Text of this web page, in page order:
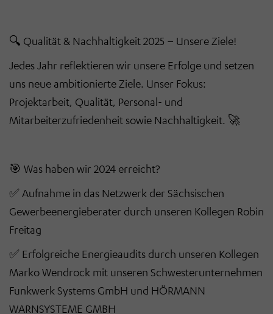
🔍 Qualität & Nachhaltigkeit 2025 – Unsere Ziele!
Jedes Jahr reflektieren wir unsere Erfolge und setzen
uns neue ambitionierte Ziele. Unser Fokus:
Projektarbeit, Qualität, Personal- und
Mitarbeiterzufriedenheit sowie Nachhaltigkeit. 🚀
🎯 Was haben wir 2024 erreicht?
✅ Aufnahme in das Netzwerk der Sächsischen
Gewerbeenergieberater durch unseren Kollegen Robin
Freitag
✅ Erfolgreiche Energieaudits durch unseren Kollegen
Marko Wendrock mit unseren Schwesterunternehmen
Funkwerk Systems GmbH und HÖRMANN
WARNSYSTEME GMBH